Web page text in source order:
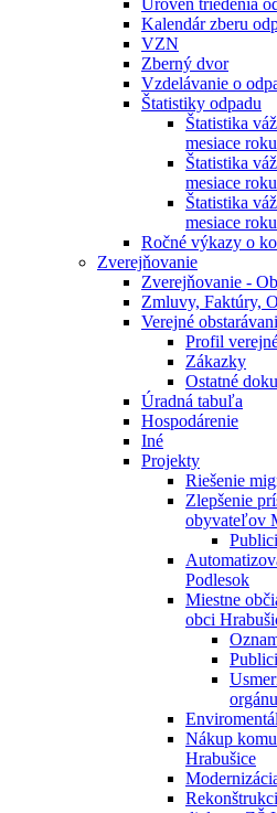
Úroveň triedenia
Kalendár zberu
VZN
Zberný dvor
Vzdelávanie o
Štatistiky odpadu
Štatistika
mesiace
Štatistika
mesiace
Štatistika
mesiace
Ročné výkazy o
Zverejňovanie
Zverejňovanie -
Zmluvy, Faktúry,
Verejné
Profil
Zákazky
Ostatné
Úradná tabuľa
Hospodárenie
Iné
Projekty
Riešenie
Zlepšenie
obyvateľov
Podlesok
Miestne
obci
orgánu
Nákup
Hrabušice